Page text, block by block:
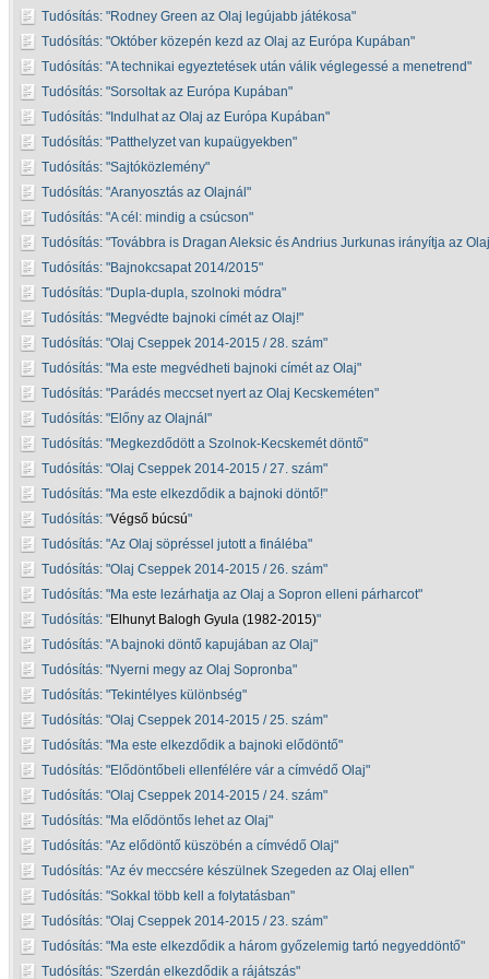
Tudósítás:
Rodney Green az Olaj legújabb játékosa
Tudósítás: Október közepén kezd az Olaj az Európa Kupában
Tudósítás: A technikai egyeztetések után válik véglegessé a menetrend
Tudósítás: Sorsoltak az Európa Kupában
Tudósítás:
Indulhat az Olaj az Európa Kupában
Tudósítás:
Patthelyzet van kupaügyekben
Tudósítás: Sajtóközlemény
Tudósítás: Aranyosztás az Olajnál
Tudósítás: A cél: mindig a csúcson
Tudósítás: Továbbra is Dragan Aleksic és Andrius Jurkunas irányítja az
Tudósítás:
Bajnokcsapat 2014/2015
Tudósítás:
Dupla-dupla, szolnoki módra
Tudósítás:
Megvédte bajnoki címét az Olaj!
Tudósítás: Olaj Cseppek 2014-2015 / 28. szám
Tudósítás:
Ma este megvédheti bajnoki címét az Olaj
Tudósítás:
Parádés meccset nyert az Olaj Kecskeméten
Tudósítás:
Előny az Olajnál
Tudósítás:
Megkezdődött a Szolnok-Kecskemét döntő
Tudósítás: Olaj Cseppek 2014-2015 / 27. szám
Tudósítás:
Ma este elkezdődik a bajnoki döntő!
Tudósítás: Végső búcsú
Tudósítás: Az Olaj söpréssel jutott a fináléba
Tudósítás: Olaj Cseppek 2014-2015 / 26. szám
Tudósítás:
Ma este lezárhatja az Olaj a Sopron elleni párharcot
Tudósítás:
Elhunyt Balogh Gyula (1982-2015)
Tudósítás: A bajnoki döntő kapujában az Olaj
Tudósítás:
Nyerni megy az Olaj Sopronba
Tudósítás: Tekintélyes különbség
Tudósítás: Olaj Cseppek 2014-2015 / 25. szám
Tudósítás:
Ma este elkezdődik a bajnoki elődöntő
Tudósítás:
Elődöntőbeli ellenfélére vár a címvédő Olaj
Tudósítás: Olaj Cseppek 2014-2015 / 24. szám
Tudósítás:
Ma elődöntős lehet az Olaj
Tudósítás: Az elődöntő küszöbén a címvédő Olaj
Tudósítás: Az év meccsére készülnek Szegeden az Olaj ellen
Tudósítás: Sokkal több kell a folytatásban
Tudósítás: Olaj Cseppek 2014-2015 / 23. szám
Tudósítás:
Ma este elkezdődik a három győzelemig tartó negyeddöntő
Tudósítás: Szerdán elkezdődik a rájátszás